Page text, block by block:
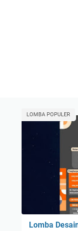
LOMBA POPULER
Lomba